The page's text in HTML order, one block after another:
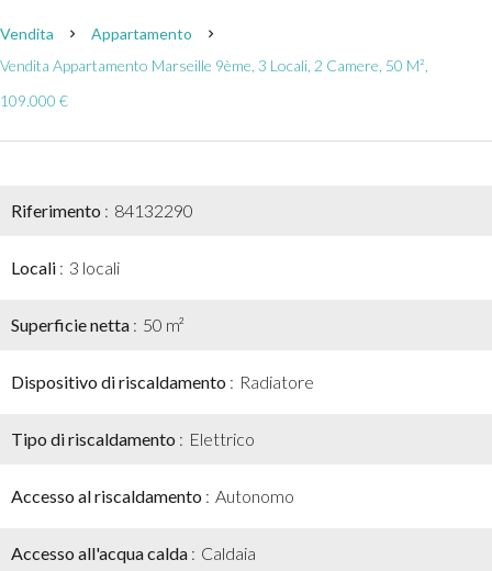
Vendita
Appartamento
Vendita Appartamento Marseille 9ème, 3 Locali, 2 Camere, 50 M²,
109.000 €
Riferimento 84132290
Locali 3 locali
Superficie netta 50 m²
Dispositivo di riscaldamento Radiatore
Tipo di riscaldamento Elettrico
Accesso al riscaldamento Autonomo
Accesso all'acqua calda Caldaia